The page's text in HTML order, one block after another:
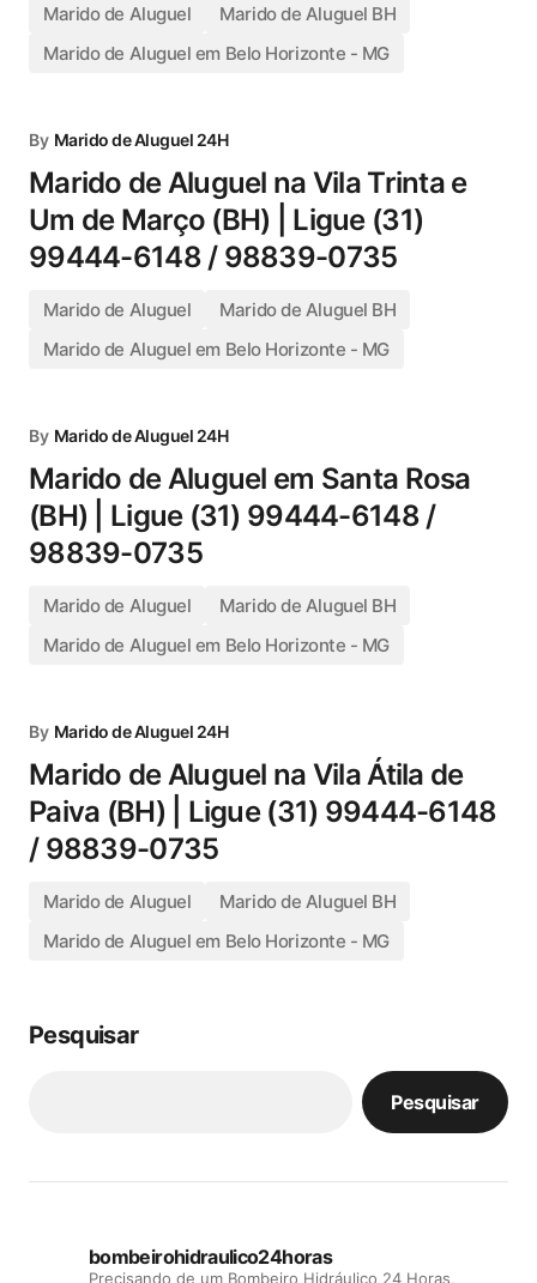
Marido de Aluguel
Marido de Aluguel BH
Marido de Aluguel em Belo Horizonte - MG
By Marido de Aluguel 24H
Marido de Aluguel na Vila Trinta e
Um de Março (BH) | Ligue (31)
99444-6148 / 98839-0735
Marido de Aluguel
Marido de Aluguel BH
Marido de Aluguel em Belo Horizonte - MG
By Marido de Aluguel 24H
Marido de Aluguel em Santa Rosa
(BH) | Ligue (31) 99444-6148 /
98839-0735
Marido de Aluguel
Marido de Aluguel BH
Marido de Aluguel em Belo Horizonte - MG
By Marido de Aluguel 24H
Marido de Aluguel na Vila Átila de
Paiva (BH) | Ligue (31) 99444-6148
/ 98839-0735
Marido de Aluguel
Marido de Aluguel BH
Marido de Aluguel em Belo Horizonte - MG
Pesquisar
Pesquisar
bombeirohidraulico24horas
Precisando de um Bombeiro Hidráulico 24 Horas,